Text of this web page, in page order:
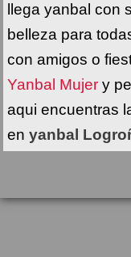
llega yanbal con
belleza para
con amigos o
Yanbal Mujer y
aqui encuentras
enyanbal